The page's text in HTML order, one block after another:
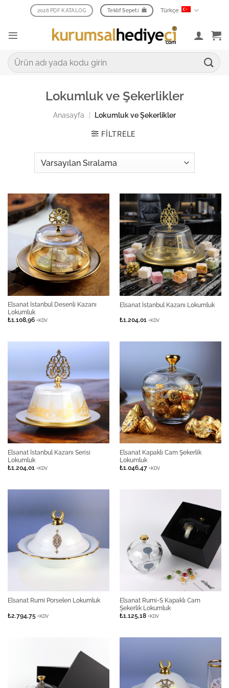
2026 PDF KATALOG Teklif Sepeti Türkçe
Ara:
Lokumluk ve Şekerlikler
Anasayfa Lokumluk ve Şekerlikler
FILTRELE
Elsanat İstanbul Desenli Kazanı
Lokumluk
₺1.108,96 +KDV
Elsanat İstanbul Kazanı Lokumluk
₺1.204,01 +KDV
Elsanat İstanbul Kazanı Serisi
Lokumluk
₺1.204,01 +KDV
Elsanat Kapaklı Cam Şekerlik
Lokumluk
₺1.046,47 +KDV
Elsanat Rumi Porselen Lokumluk
₺2.794,75 +KDV
Elsanat Rumi-S Kapaklı Cam
Şekerlik Lokumluk
₺1.125,18 +KDV